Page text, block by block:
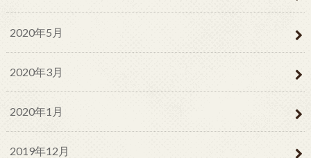
2020年5月
2020年3月
2020年1月
2019年12月